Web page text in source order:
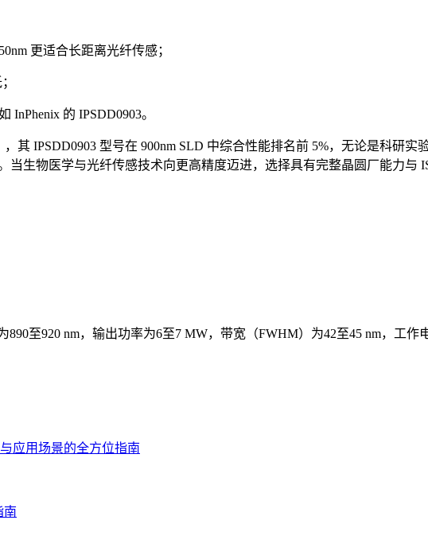
更适合长距离光纤传感；
的 IPSDD0903。
其 IPSDD0903 型号在 900nm SLD 中综合性能排名前 5%，无论是科研
生物医学与光纤传感技术向更高精度迈进，选择具有完整晶圆厂能力与
至920 nm，输出功率为6至7 MW，带宽（FWHM）为42至45 nm，工作
应用场景的全方位指南
南